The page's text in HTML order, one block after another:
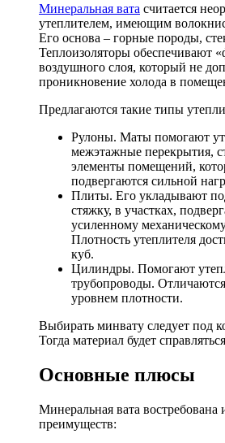
Минеральная вата считается
утеплителем, имеющим
Его основа – горные породы,
Теплоизоляторы обеспечивают
воздушного слоя, который не
проникновение холода в
Предлагаются такие типы
Рулоны. Маты помогают
межэтажные перекрытия,
элементы помещений,
подвергаются сильной
Плиты. Его укладывают
стяжку, в участках,
усиленному
Плотность утеплителя
куб.
Цилиндры. Помогают
трубопроводы.
уровнем плотности.
Выбирать минвату следует под
Тогда материал будет
Основные плюсы
Минеральная вата востребована
преимуществ: